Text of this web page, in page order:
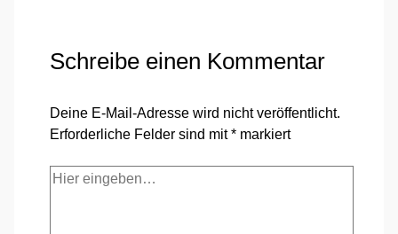
Schreibe einen Kommentar
Deine E-Mail-Adresse wird nicht veröffentlicht.
Erforderliche Felder sind mit* markiert
Hier